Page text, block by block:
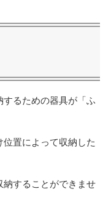
るための器具が「ふ
置によって収納した
することができませ